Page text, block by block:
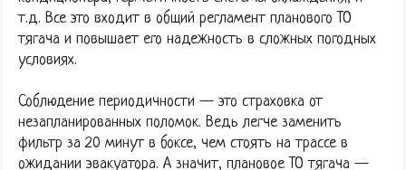
т.д. Все это входит в общий регламент планового ТО
тягача и повышает его надежность в сложных погодных
условиях.
Соблюдение периодичности — это страховка от
незапланированных поломок. Ведь легче заменить
фильтр за 20 минут в боксе, чем стоять на трассе в
ожидании эвакуатора. А значит, плановое ТО тягача —